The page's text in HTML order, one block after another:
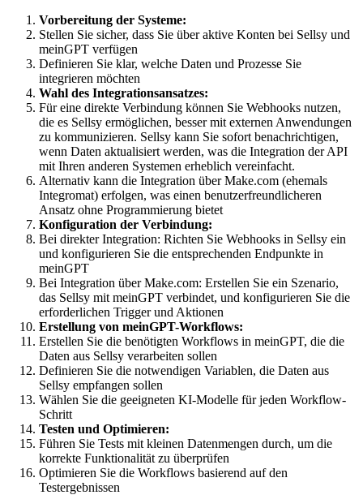
Vorbereitung der Systeme:
Stellen Sie sicher, dass Sie über aktive Konten bei Sellsy und
meinGPT verfügen
Definieren Sie klar, welche Daten und Prozesse Sie
integrieren möchten
Wahl des Integrationsansatzes:
Für eine direkte Verbindung können Sie Webhooks nutzen,
die es Sellsy ermöglichen, besser mit externen Anwendungen
zu kommunizieren. Sellsy kann Sie sofort benachrichtigen,
wenn Daten aktualisiert werden, was die Integration der API
mit Ihren anderen Systemen erheblich vereinfacht.
Alternativ kann die Integration über Make.com (ehemals
Integromat) erfolgen, was einen benutzerfreundlicheren
Ansatz ohne Programmierung bietet
Konfiguration der Verbindung:
Bei direkter Integration: Richten Sie Webhooks in Sellsy ein
und konfigurieren Sie die entsprechenden Endpunkte in
meinGPT
Bei Integration über Make.com: Erstellen Sie ein Szenario,
das Sellsy mit meinGPT verbindet, und konfigurieren Sie die
erforderlichen Trigger und Aktionen
Erstellung von meinGPT-Workflows:
Erstellen Sie die benötigten Workflows in meinGPT, die die
Daten aus Sellsy verarbeiten sollen
Definieren Sie die notwendigen Variablen, die Daten aus
Sellsy empfangen sollen
Wählen Sie die geeigneten KI-Modelle für jeden Workflow-
Schritt
Testen und Optimieren:
Führen Sie Tests mit kleinen Datenmengen durch, um die
korrekte Funktionalität zu überprüfen
Optimieren Sie die Workflows basierend auf den
Testergebnissen